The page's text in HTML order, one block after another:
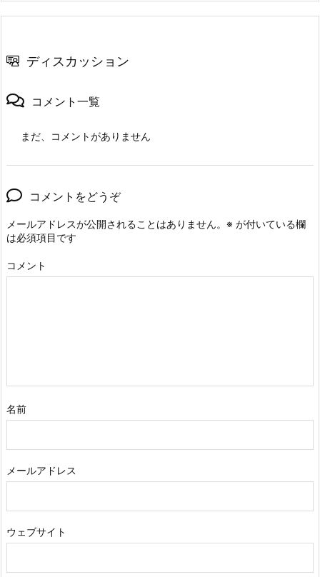
ディスカッション
コメント一覧
まだ、コメントがありません
コメントをどうぞ
メールアドレスが公開されることはありません。 ※ が付いている欄
は必須項目です
コメント
名前
メールアドレス
ウェブサイト